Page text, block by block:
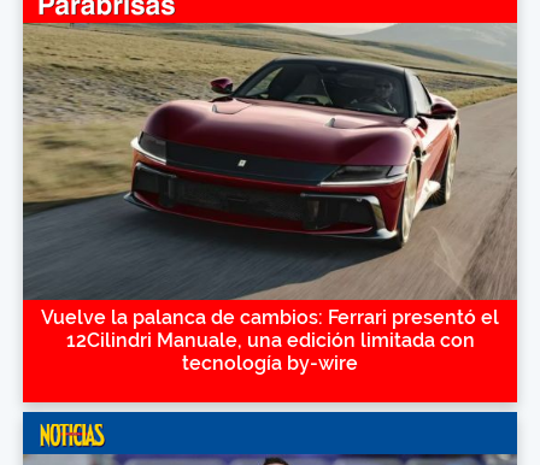
Vuelve la palanca de cambios: Ferrari presentó el
12Cilindri Manuale, una edición limitada con
tecnología by-wire